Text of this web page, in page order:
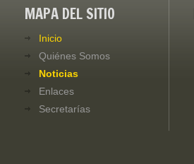
MAPA DEL SITIO
Inicio
Quiénes Somos
Noticias
Enlaces
Secretarías